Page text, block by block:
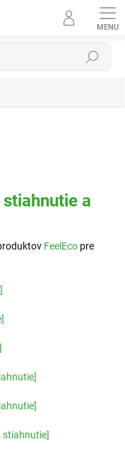
Hľadať
a
FeelEco pre
stiahnutie]